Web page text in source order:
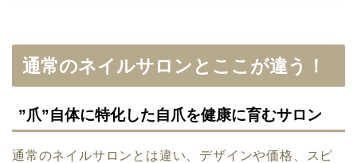
通常のネイルサロンとここが違う！
”爪”自体に特化した自爪を健康に育むサロン
通常のネイルサロンとは違い、デザインや価格、スピ